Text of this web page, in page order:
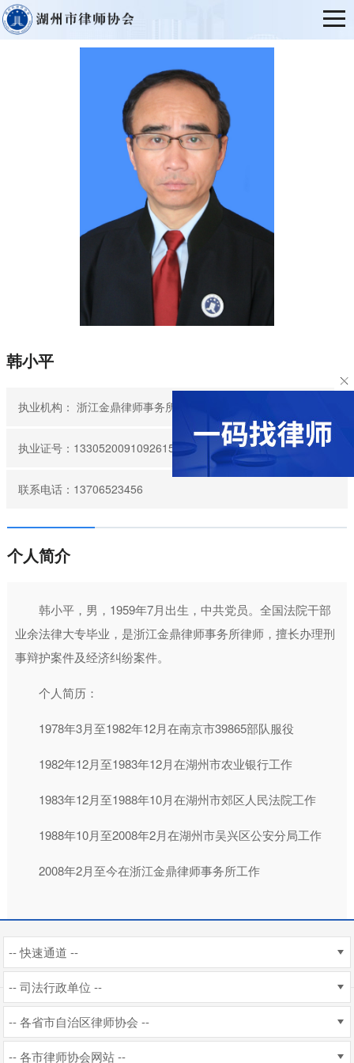
韩小平
执业机构： 浙江金鼎律师事务所
执业证号：13305200910926159
联系电话：13706523456
个人简介
韩小平，男，1959年7月出生，中共党员。全国法院干部
业余法律大专毕业，是浙江金鼎律师事务所律师，擅长办理刑
事辩护案件及经济纠纷案件。
个人简历：
1978年3月至1982年12月在南京市39865部队服役
1982年12月至1983年12月在湖州市农业银行工作
1983年12月至1988年10月在湖州市郊区人民法院工作
1988年10月至2008年2月在湖州市吴兴区公安分局工作
2008年2月至今在浙江金鼎律师事务所工作
-- 快速通道 --
-- 司法行政单位 --
-- 各省市自治区律师协会 --
-- 各市律师协会网站 --